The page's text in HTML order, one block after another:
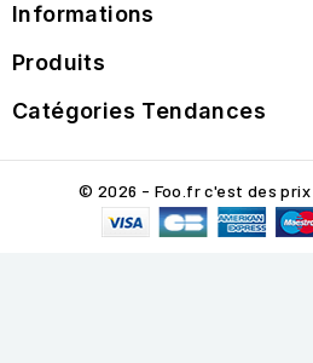
Informations
Produits
Catégories Tendances
© 2026 - Foo.fr c'est des